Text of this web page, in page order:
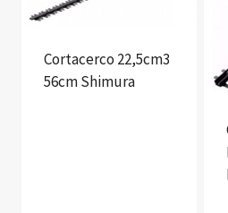
Cortacerco 22,5cm3
56cm Shimura